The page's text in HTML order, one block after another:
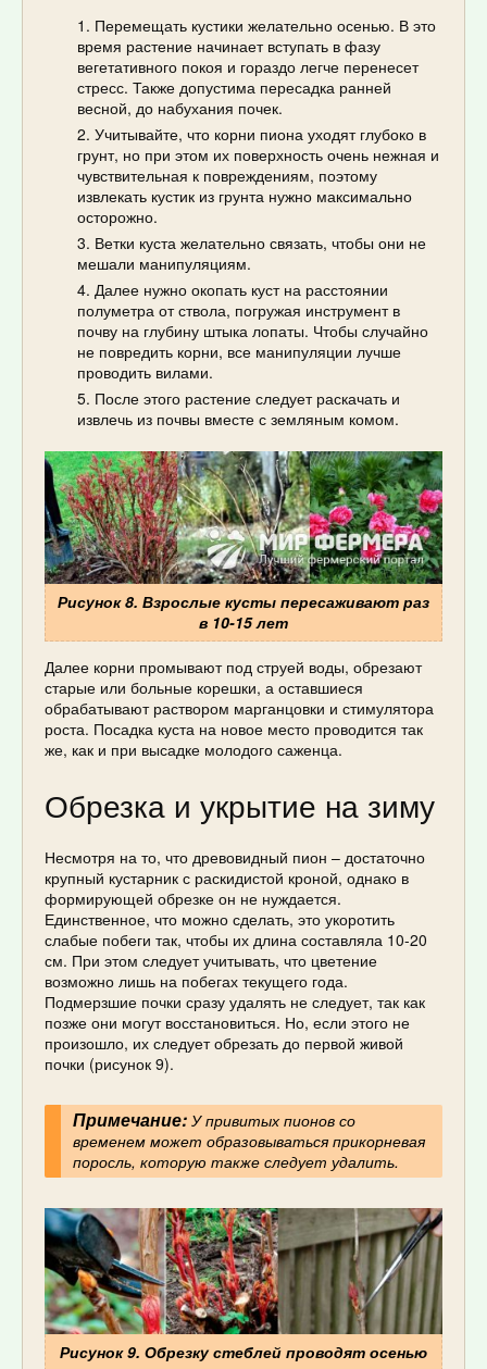
Перемещать кустики желательно осенью. В это
время растение начинает вступать в фазу
вегетативного покоя и гораздо легче перенесет
стресс. Также допустима пересадка ранней
весной, до набухания почек.
Учитывайте, что корни пиона уходят глубоко в
грунт, но при этом их поверхность очень нежная и
чувствительная к повреждениям, поэтому
извлекать кустик из грунта нужно максимально
осторожно.
Ветки куста желательно связать, чтобы они не
мешали манипуляциям.
Далее нужно окопать куст на расстоянии
полуметра от ствола, погружая инструмент в
почву на глубину штыка лопаты. Чтобы случайно
не повредить корни, все манипуляции лучше
проводить вилами.
После этого растение следует раскачать и
извлечь из почвы вместе с земляным комом.
Рисунок 8. Взрослые кусты пересаживают раз
в 10-15 лет
Далее корни промывают под струей воды, обрезают
старые или больные корешки, а оставшиеся
обрабатывают раствором марганцовки и стимулятора
роста. Посадка куста на новое место проводится так
же, как и при высадке молодого саженца.
Обрезка и укрытие на зиму
Несмотря на то, что древовидный пион – достаточно
крупный кустарник с раскидистой кроной, однако в
формирующей обрезке он не нуждается.
Единственное, что можно сделать, это укоротить
слабые побеги так, чтобы их длина составляла 10-20
см. При этом следует учитывать, что цветение
возможно лишь на побегах текущего года.
Подмерзшие почки сразу удалять не следует, так как
позже они могут восстановиться. Но, если этого не
произошло, их следует обрезать до первой живой
почки (рисунок 9).
Примечание:У привитых пионов со
временем может образовываться прикорневая
поросль, которую также следует удалить.
Рисунок 9. Обрезку стеблей проводят осенью